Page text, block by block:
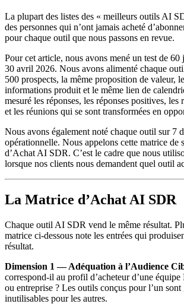
La plupart des listes des « meilleurs outils AI
des personnes qui n’ont jamais acheté
pour chaque outil que nous passons en revue.
Pour cet article, nous avons mené un test de 60
30 avril 2026. Nous avons alimenté chaque
500 prospects, la même proposition de valeur,
informations produit et le même lien de
mesuré les réponses, les réponses positives, les
et les réunions qui se sont transformées en
Nous avons également noté chaque outil sur 7
opérationnelle. Nous appelons cette matrice de
d’Achat AI SDR. C’est le cadre que nous
lorsque nos clients nous demandent quel outil
La Matrice d’Achat AI SDR
Chaque outil AI SDR vend le même résultat.
matrice ci-dessous note les entrées qui
résultat.
Dimension 1 — Adéquation à l’Audience
correspond-il au profil d’acheteur d’une
ou entreprise ? Les outils conçus pour l’un sont
inutilisables pour les autres.